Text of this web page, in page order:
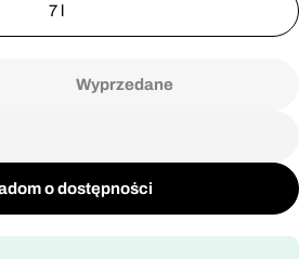
7 l
Opryskiwacz 2,0 L Proline
ilość dla Opryskiwacz 2,0 L
Wyprzedane
o dostępności